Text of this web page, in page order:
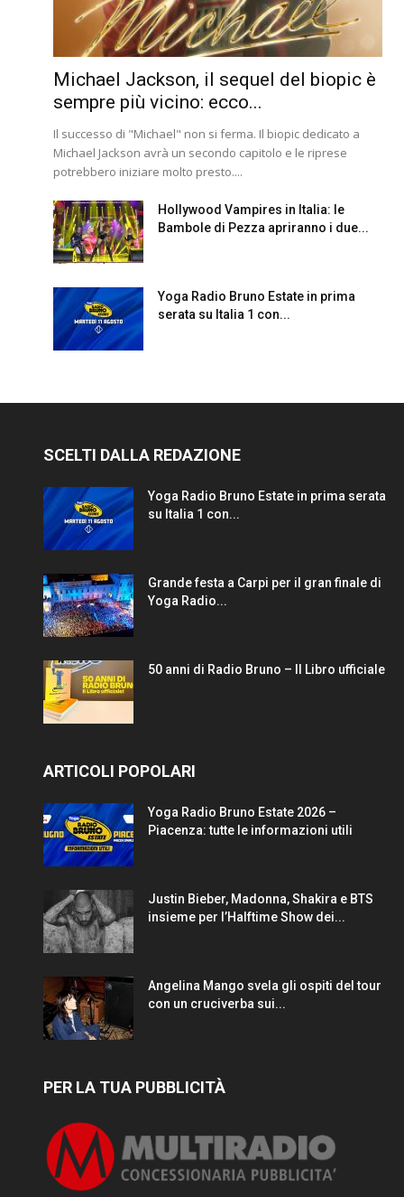
Michael Jackson, il sequel del biopic è
sempre più vicino: ecco...
Il successo di "Michael" non si ferma. Il biopic dedicato a
Michael Jackson avrà un secondo capitolo e le riprese
potrebbero iniziare molto presto....
Hollywood Vampires in Italia: le
Bambole di Pezza apriranno i due...
Yoga Radio Bruno Estate in prima
serata su Italia 1 con...
SCELTI DALLA REDAZIONE
Yoga Radio Bruno Estate in prima serata
su Italia 1 con...
Grande festa a Carpi per il gran finale di
Yoga Radio...
50 anni di Radio Bruno – Il Libro ufficiale
ARTICOLI POPOLARI
Yoga Radio Bruno Estate 2026 –
Piacenza: tutte le informazioni utili
Justin Bieber, Madonna, Shakira e BTS
insieme per l’Halftime Show dei...
Angelina Mango svela gli ospiti del tour
con un cruciverba sui...
PER LA TUA PUBBLICITÀ